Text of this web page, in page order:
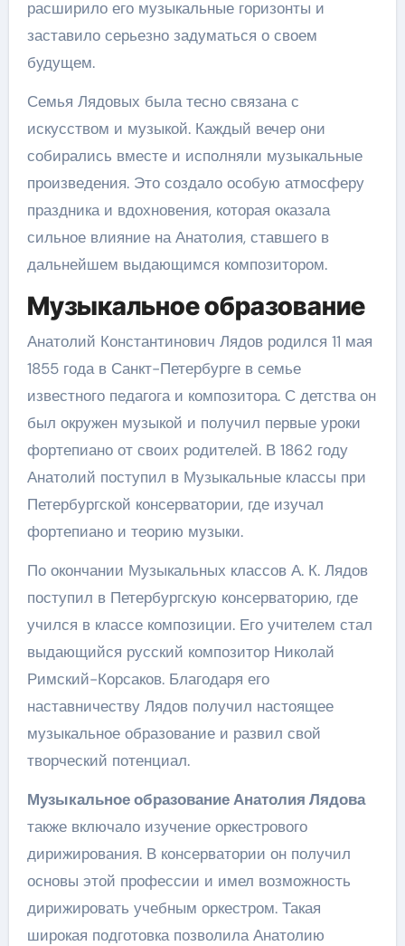
расширило его музыкальные горизонты и
заставило серьезно задуматься о своем
будущем.
Семья Лядовых была тесно связана с
искусством и музыкой. Каждый вечер они
собирались вместе и исполняли музыкальные
произведения. Это создало особую атмосферу
праздника и вдохновения, которая оказала
сильное влияние на Анатолия, ставшего в
дальнейшем выдающимся композитором.
Музыкальное образование
Анатолий Константинович Лядов родился 11 мая
1855 года в Санкт-Петербурге в семье
известного педагога и композитора. С детства он
был окружен музыкой и получил первые уроки
фортепиано от своих родителей. В 1862 году
Анатолий поступил в Музыкальные классы при
Петербургской консерватории, где изучал
фортепиано и теорию музыки.
По окончании Музыкальных классов А. К. Лядов
поступил в Петербургскую консерваторию, где
учился в классе композиции. Его учителем стал
выдающийся русский композитор Николай
Римский-Корсаков. Благодаря его
наставничеству Лядов получил настоящее
музыкальное образование и развил свой
творческий потенциал.
Музыкальное образование Анатолия Лядова
также включало изучение оркестрового
дирижирования. В консерватории он получил
основы этой профессии и имел возможность
дирижировать учебным оркестром. Такая
широкая подготовка позволила Анатолию